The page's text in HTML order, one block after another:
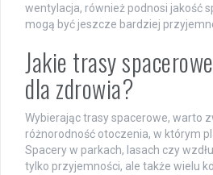
wentylacja, również podnosi jakość
mogą być jeszcze bardziej
Jakie trasy
dla zdrowia?
Wybierając trasy spacerowe, warto
różnorodność otoczenia, w którym
Spacery w parkach, lasach czy
tylko przyjemności, ale także wielu